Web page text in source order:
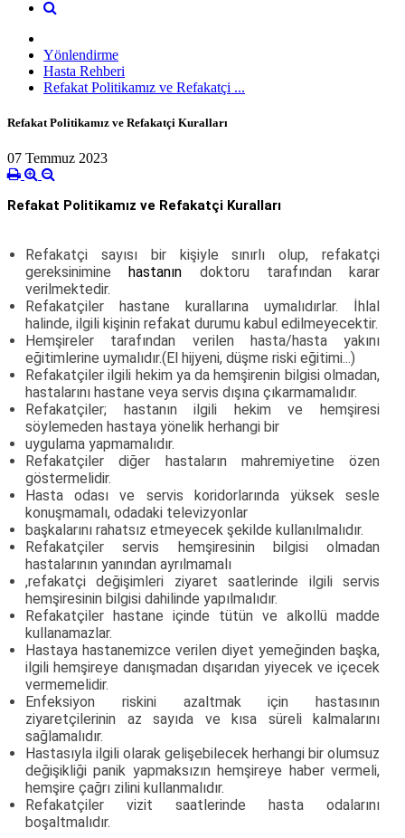
Yönlendirme
Hasta Rehberi
Refakat Politikamız ve Refakatçi ...
Refakat Politikamız ve Refakatçi Kuralları
07 Temmuz 2023
Refakat Politikamız ve Refakatçi Kuralları
Refakatçi sayısı bir kişiyle sınırlı olup, refakatçi
gereksiniminehastanın doktoru tarafından karar
verilmektedir.
Refakatçiler hastane kurallarına uymalıdırlar. İhlal
halinde, ilgili kişinin refakat durumu kabul edilmeyecektir.
Hemşireler tarafından verilen hasta/hasta yakını
eğitimlerine uymalıdır.(El hijyeni, düşme riski eğitimi...)
Refakatçiler ilgili hekim ya da hemşirenin bilgisi olmadan,
hastalarını hastane veya servis dışına çıkarmamalıdır.
Refakatçiler; hastanın ilgili hekim ve hemşiresi
söylemeden hastaya yönelik herhangi bir
uygulama yapmamalıdır.
Refakatçiler diğer hastaların mahremiyetine özen
göstermelidir.
Hasta odası ve servis koridorlarında yüksek sesle
konuşmamalı, odadaki televizyonlar
başkalarını rahatsız etmeyecek şekilde kullanılmalıdır.
Refakatçiler servis hemşiresinin bilgisi olmadan
hastalarının yanından ayrılmamalı
,refakatçi değişimleri ziyaret saatlerinde ilgili servis
hemşiresinin bilgisi dahilinde yapılmalıdır.
Refakatçiler hastane içinde tütün ve alkollü madde
kullanamazlar.
Hastaya hastanemizce verilen diyet yemeğinden başka,
ilgili hemşireye danışmadan dışarıdan yiyecek ve içecek
vermemelidir.
Enfeksiyon riskini azaltmak için hastasının
ziyaretçilerinin az sayıda ve kısa süreli kalmalarını
sağlamalıdır.
Hastasıyla ilgili olarak gelişebilecek herhangi bir olumsuz
değişikliği panik yapmaksızın hemşireye haber vermeli,
hemşire çağrı zilini kullanmalıdır.
Refakatçiler vizit saatlerinde hasta odalarını
boşaltmalıdır.